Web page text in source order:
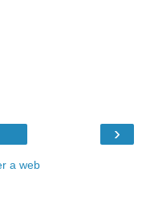
›
a web